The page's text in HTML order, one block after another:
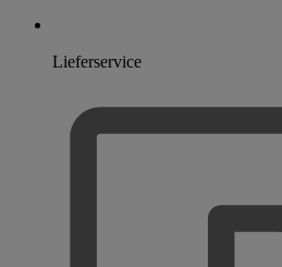
Lieferservice